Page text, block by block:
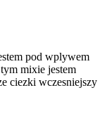
pod wplywem
mixie jestem
ciezki wczesniejszy